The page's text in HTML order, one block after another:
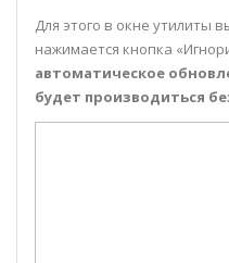
Для этого в окне утилиты
нажимается кнопка
автоматическое
будет производиться